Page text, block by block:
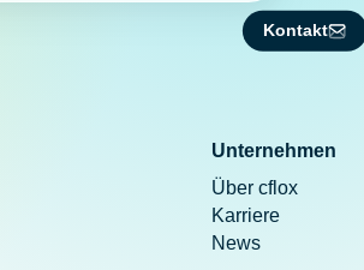
Kontakt
Unternehmen
Über cflox
Karriere
News